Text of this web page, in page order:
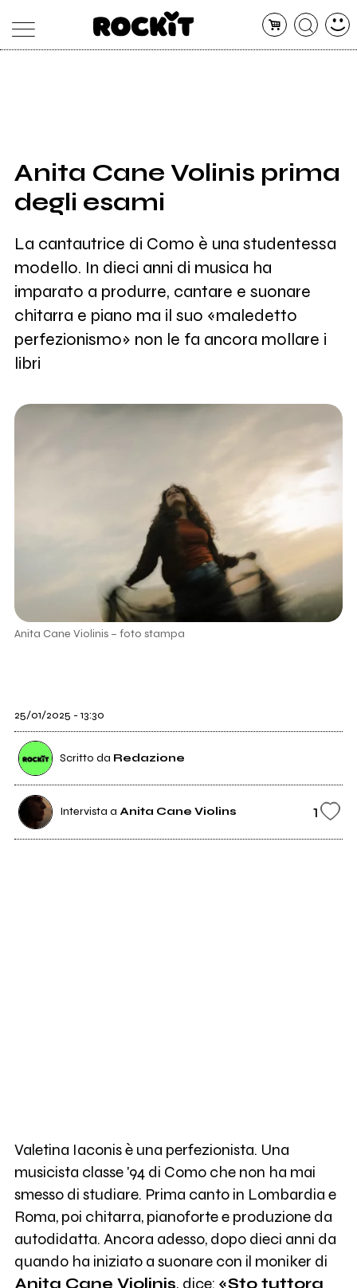
SHOP
RADIO
Anita Cane Volinis prima
degli esami
La cantautrice di Como è una studentessa
modello. In dieci anni di musica ha
imparato a produrre, cantare e suonare
chitarra e piano ma il suo «maledetto
perfezionismo» non le fa ancora mollare i
libri
Anita Cane Violinis – foto stampa
25/01/2025 - 13:30
Scritto da Redazione
Intervista a Anita Cane Violins 1
Valetina Iaconis è una perfezionista. Una
musicista classe '94 di Como che non ha mai
smesso di studiare. Prima canto in Lombardia e
Roma, poi chitarra, pianoforte e produzione da
autodidatta. Ancora adesso, dopo dieci anni da
quando ha iniziato a suonare con il moniker di
Anita Cane Violinis, dice: «Sto tuttora